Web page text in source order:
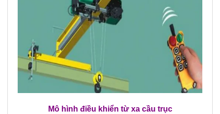
Mô hình điều khiển từ xa cầu trục